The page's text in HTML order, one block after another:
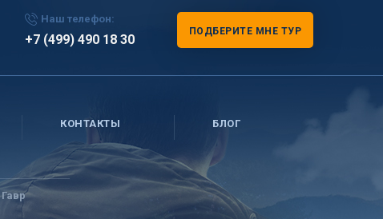
Наш телефон:
+7 (499) 490 18 30
ПОДБЕРИТЕ МНЕ ТУР
КОНТАКТЫ БЛОГ
Гавр